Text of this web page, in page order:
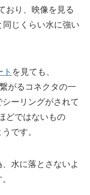
おり、映像を見る
同じくらい水に強い
ト を見ても、
がるコネクタの一
ーリングがされて
どではないもの
です。
水に落とさないよ